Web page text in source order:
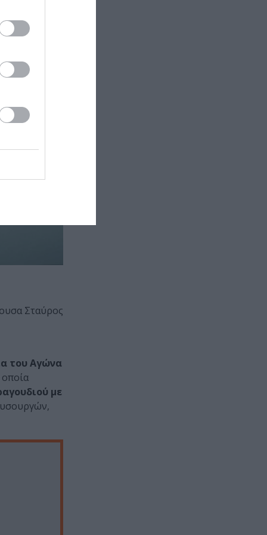
Σταύρος
του Αγώνα
οποία
με